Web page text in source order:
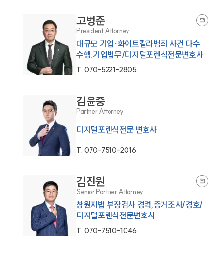
고병준
President Attorney
대규모 기업·화이트칼라범죄 사건 다수
수행,기업법무/디지털포렌식전문변호사
T.070-5221-2805
김윤중
Partner Attorney
디지털포렌식전문 변호사
T.070-7510-2016
김진원
Senior Partner Attorney
창원지법 부장검사 경력,증거조사/경호/
디지털포렌식전문변호사
T.070-7510-1046